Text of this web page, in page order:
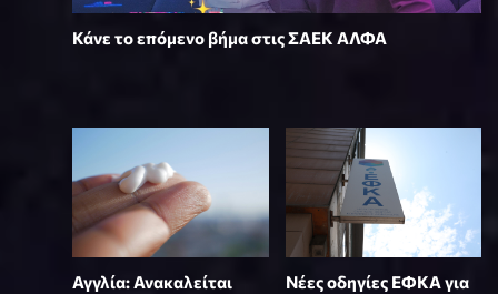
Κάνε το επόμενο βήμα στις ΣΑΕΚ ΑΛΦΑ
Αγγλία: Ανακαλείται
Νέες οδηγίες ΕΦΚΑ για